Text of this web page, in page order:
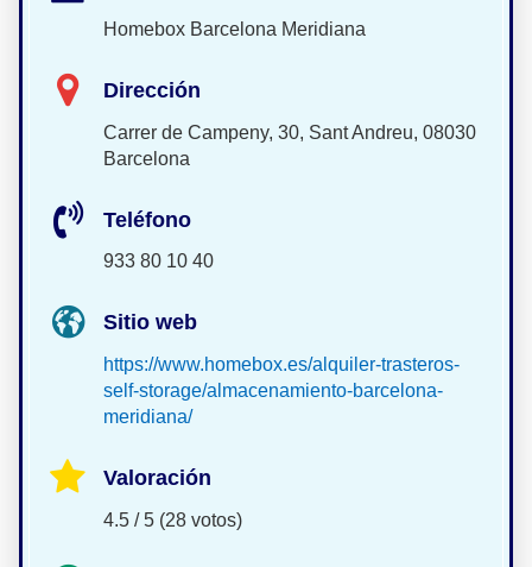
Homebox Barcelona Meridiana
Dirección
Carrer de Campeny, 30, Sant Andreu, 08030
Barcelona
Teléfono
933 80 10 40
Sitio web
https://www.homebox.es/alquiler-trasteros-
self-storage/almacenamiento-barcelona-
meridiana/
Valoración
4.5 / 5 (28 votos)